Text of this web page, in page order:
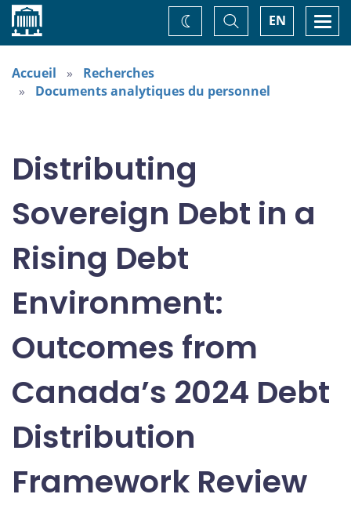
Accueil EN
Basculer
la
recherche
Changez
de
Accueil
Recherches
Documents analytiques du personnel
Distributing
Sovereign Debt in a
Rising Debt
Environment:
Outcomes from
Canada’s 2024 Debt
Distribution
Framework Review